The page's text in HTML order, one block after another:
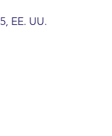
EE. UU.